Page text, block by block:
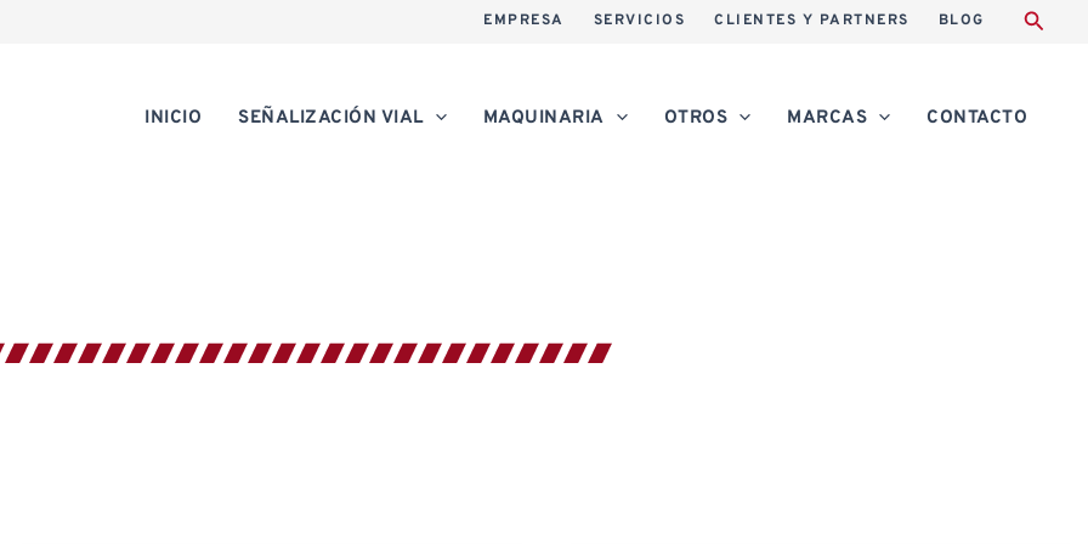
EMPRESA SERVICIOS CLIENTES Y PARTNERS BLOG
INICIO SEÑALIZACIÓN VIAL MAQUINARIA OTROS MARCAS CONTACTO